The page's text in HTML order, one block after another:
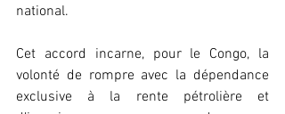
national.
Cet accord incarne, pour le Congo, la
volonté de rompre avec la dépendance
exclusive à la rente pétrolière et